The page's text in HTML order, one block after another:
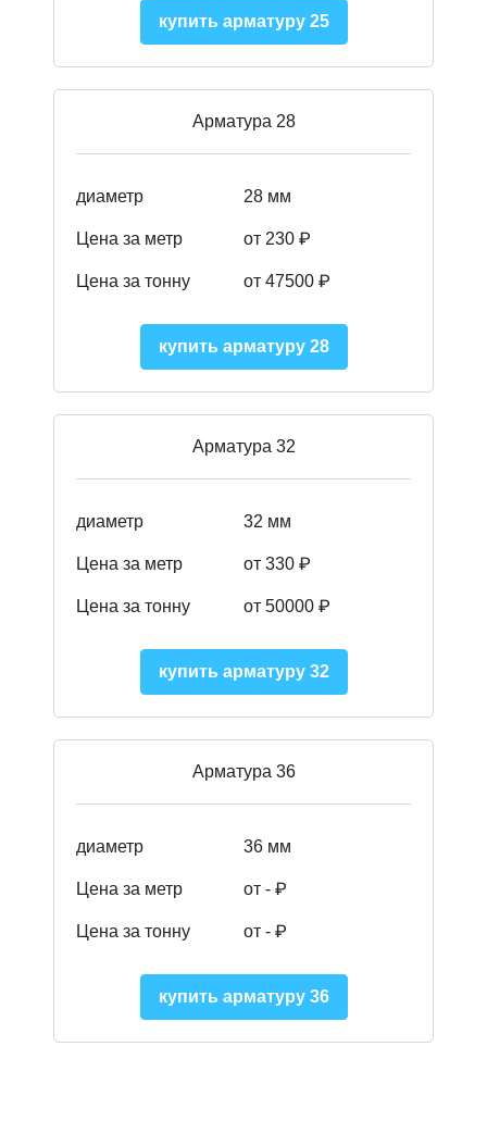
купить арматуру 25
Арматура 28
диаметр 28 мм
Цена за метр от 230 ₽
Цена за тонну от 47500 ₽
купить арматуру 28
Арматура 32
диаметр 32 мм
Цена за метр от 330 ₽
Цена за тонну от 50000 ₽
купить арматуру 32
Арматура 36
диаметр 36 мм
Цена за метр от - ₽
Цена за тонну от - ₽
купить арматуру 36